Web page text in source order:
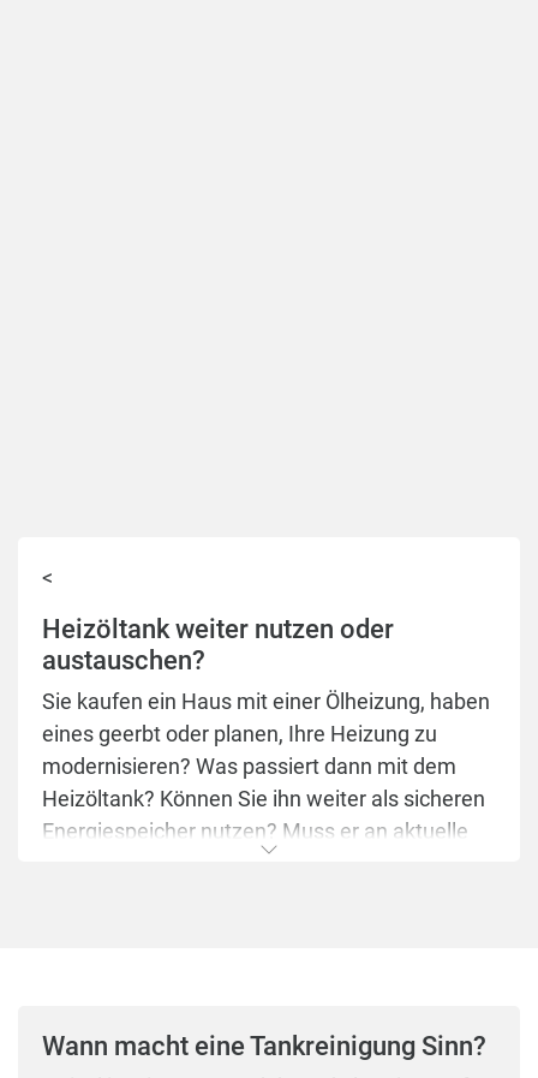
<
Heizöltank weiter nutzen oder
austauschen?
Sie kaufen ein Haus mit einer Ölheizung, haben
eines geerbt oder planen, Ihre Heizung zu
modernisieren? Was passiert dann mit dem
Heizöltank? Können Sie ihn weiter als sicheren
Energiespeicher nutzen? Muss er an aktuelle
Bundesregierung sicherstellen soll, den Anteil
Wann macht eine Tankreinigung Sinn?